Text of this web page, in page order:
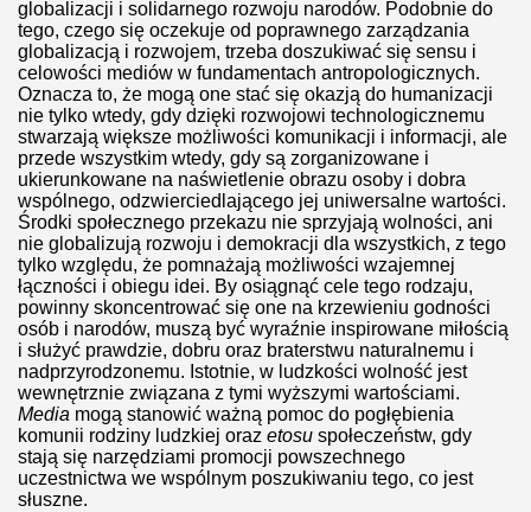
globalizacji i solidarnego rozwoju narodów. Podobnie do
tego, czego się oczekuje od poprawnego zarządzania
globalizacją i rozwojem, trzeba doszukiwać się sensu i
celowości mediów w fundamentach antropologicznych.
Oznacza to, że mogą one stać się okazją do humanizacji
nie tylko wtedy, gdy dzięki rozwojowi technologicznemu
stwarzają większe możliwości komunikacji i informacji, ale
przede wszystkim wtedy, gdy są zorganizowane i
ukierunkowane na naświetlenie obrazu osoby i dobra
wspólnego, odzwierciedlającego jej uniwersalne wartości.
Środki społecznego przekazu nie sprzyjają wolności, ani
nie globalizują rozwoju i demokracji dla wszystkich, z tego
tylko względu, że pomnażają możliwości wzajemnej
łączności i obiegu idei. By osiągnąć cele tego rodzaju,
powinny skoncentrować się one na krzewieniu godności
osób i narodów, muszą być wyraźnie inspirowane miłością
i służyć prawdzie, dobru oraz braterstwu naturalnemu i
nadprzyrodzonemu. Istotnie, w ludzkości wolność jest
wewnętrznie związana z tymi wyższymi wartościami.
Media mogą stanowić ważną pomoc do pogłębienia
komunii rodziny ludzkiej oraz etosu społeczeństw, gdy
stają się narzędziami promocji powszechnego
uczestnictwa we wspólnym poszukiwaniu tego, co jest
słuszne.
ojciec każdego chłopca
go odznacza
przez chorobę?!
biznesie
Charakterystyki moralne